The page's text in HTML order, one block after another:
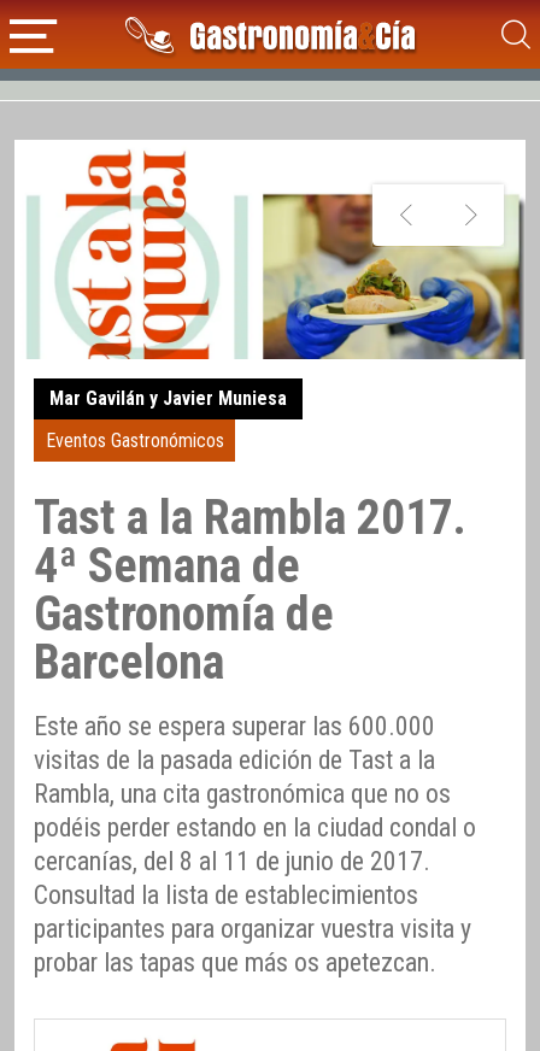
Mar Gavilán y Javier Muniesa
Eventos Gastronómicos
Tast a la Rambla 2017.
4ª Semana de
Gastronomía de
Barcelona
Este año se espera superar las 600.000
visitas de la pasada edición de Tast a la
Rambla, una cita gastronómica que no os
podéis perder estando en la ciudad condal o
cercanías, del 8 al 11 de junio de 2017.
Consultad la lista de establecimientos
participantes para organizar vuestra visita y
probar las tapas que más os apetezcan.